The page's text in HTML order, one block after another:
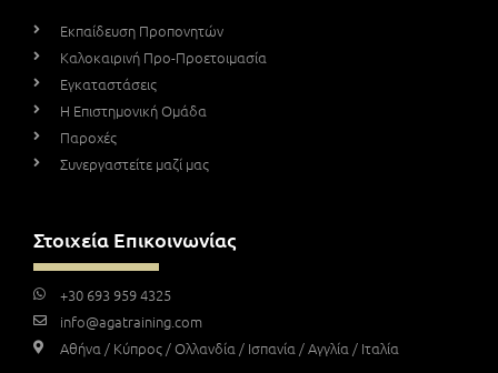
Εκπαίδευση Προπονητών
Καλοκαιρινή Προ-Προετοιμασία
Εγκαταστάσεις
Η Επιστημονική Ομάδα
Παροχές
Συνεργαστείτε μαζί μας
Στοιχεία Επικοινωνίας
+30 693 959 4325
info@agatraining.com
Αθήνα / Κύπρος / Ολλανδία / Ισπανία / Αγγλία / Ιταλία